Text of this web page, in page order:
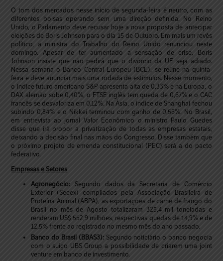
O tom dos mercados nesse início de segunda-feira é neutro, com as
diferentes bolsas operando sem uma direção definida. No Reino
Unido, o Parlamento deve recusar hoje a nova proposta de antecipar
eleições de Boris Johnson para o dia 15 de Outubro. Em mais um revés
político, a ministra do Trabalho do Reino Unido renunciou neste
domingo. Apesar de ter aumentado a sensação de crise, Boris
Johnson insiste que não pedirá que o divórcio da UE seja adiado.
Nessa semana o Banco Central Europeu (BCE), se reúne na quinta-
feira e deve anunciar mais uma rodada de estímulos. Nesse momento,
o índice futuro americano S&P apresenta alta de 0,33% e na Europa, o
DAX alemão sobe 0,40%, o FTSE inglês tem queda de 0,67% e o CAC
francês se desvaloriza em 0,12%. Na Ásia, o índice de Shanghai fechou
subindo 0,84% e o Nikkei terminou com ganho de 0,56%. No Brasil,
em entrevista ao jornal Valor Econômico o ministro Paulo Guedes
disse que irá propor a privatização de todas as empresas estatais,
deixando a decisão final nas mãos do Congresso. Disse também que
o próximo projeto de emenda constitucional (PEC) será a do pacto
federativo.
Empresas e Setores
Agronegócio: Segundo dados da Secretaria de Comércio
Exterior (Secex) compilados pela Associação Brasileira de
Proteína Animal (ABPA), as exportações de carne de frango do
Brasil no mês de Agosto totalizaram 325,4 mil toneladas e
renderam US$ 552,9 milhões, respectivas quedas de 14,9% e de
12,5% frente ao registrado no mesmo mês do ano passado.
Banco do Brasil (BBAS3):Segundo noticiário o banco negocia
com o suíço UBS Group a possibilidade de criarem uma joint
venture em banco de investimento.